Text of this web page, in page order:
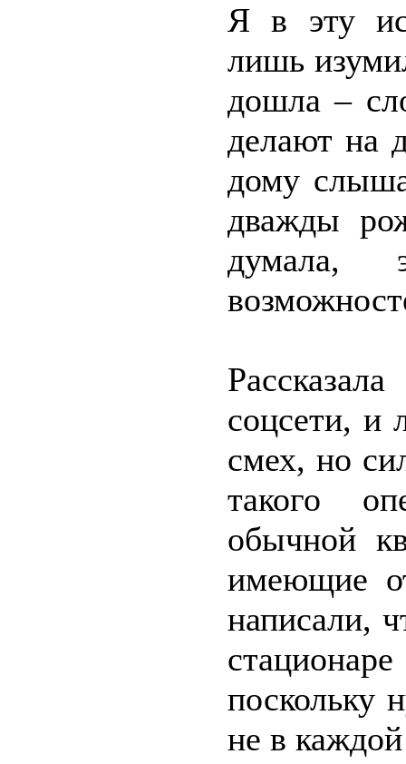
Я в эту
лишь
дошла –
делают на
дому
дважды
думала,
соцсети, и
смех, но
такого
обычной
имеющие
написали,
поскольку
не в